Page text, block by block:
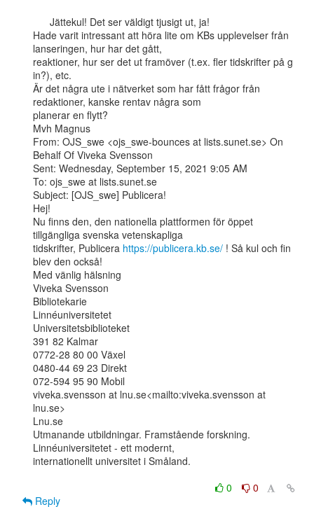
Hade varit intressant att höra lite om KBs upplevelser från
lanseringen, hur har det gått,
reaktioner, hur ser det ut framöver (t.ex. fler tidskrifter på g
in?), etc.
Är det några ute i nätverket som har fått frågor från
redaktioner, kanske rentav några som
planerar en flytt?
Mvh Magnus
From: OJS_swe <ojs_swe-bounces at lists.sunet.se> On
Behalf Of Viveka Svensson
Sent: Wednesday, September 15, 2021 9:05 AM
To: ojs_swe at lists.sunet.se
Subject: [OJS_swe] Publicera!
Hej!
Nu finns den, den nationella plattformen för öppet
tillgängliga svenska vetenskapliga
tidskrifter, Publicera https://publicera.kb.se/ ! Så kul och fin
blev den också!
Med vänlig hälsning
Viveka Svensson
Bibliotekarie
Linnéuniversitetet
Universitetsbiblioteket
391 82 Kalmar
0772-28 80 00 Växel
0480-44 69 23 Direkt
072-594 95 90 Mobil
viveka.svensson at lnu.se<mailto:viveka.svensson at
lnu.se>
Lnu.se
Utmanande utbildningar. Framstående forskning.
Linnéuniversitetet - ett modernt,
internationellt universitet i Småland.
0
0
Reply